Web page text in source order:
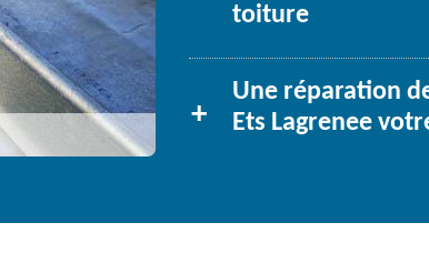
toiture
Une réparation
Ets Lagrenee